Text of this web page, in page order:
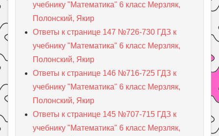
учебнику "Математика" 6 класс Мерзляк,
Полонский, Якир
Ответы к странице 147 №726-730 ГДЗ к
учебнику "Математика" 6 класс Мерзляк,
Полонский, Якир
Ответы к странице 146 №716-725 ГДЗ к
учебнику "Математика" 6 класс Мерзляк,
Полонский, Якир
Ответы к странице 145 №707-715 ГДЗ к
учебнику "Математика" 6 класс Мерзляк,